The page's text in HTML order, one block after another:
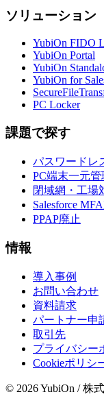
ソリューション
YubiOn FIDO
YubiOn Portal
YubiOn
YubiOn for
PC Locker
課題で探す
パスワードレ
PC端末一元管
閉域網・工場
Salesforce
PPAP廃止
情報
導入事例
お問い合わせ
資料請求
パートナー申
取引先
プライバシー
Cookieポリシ
© 2026 YubiOn / 株